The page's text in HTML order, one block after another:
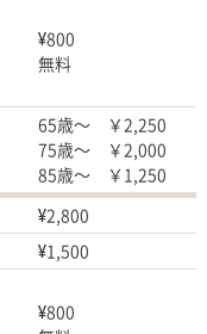
¥800
無料
65歳～ ￥2,250
75歳～ ￥2,000
85歳～ ￥1,250
¥2,800
¥1,500
¥800